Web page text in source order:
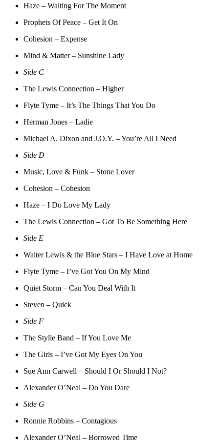
Haze – Waiting For The Moment
Prophets Of Peace – Get It On
Cohesion – Expense
Mind & Matter – Sunshine Lady
Side C
The Lewis Connection – Higher
Flyte Tyme – It’s The Things That You Do
Herman Jones – Ladie
Michael A. Dixon and J.O.Y. – You’re All I Need
Side D
Music, Love & Funk – Stone Lover
Cohesion – Cohesion
Haze – I Do Love My Lady
The Lewis Connection – Got To Be Something Here
Side E
Walter Lewis & the Blue Stars – I Have Love at Home
Flyte Tyme – I’ve Got You On My Mind
Quiet Storm – Can You Deal With It
Steven – Quick
Side F
The Stylle Band – If You Love Me
The Girls – I’ve Got My Eyes On You
Sue Ann Carwell – Should I Or Should I Not?
Alexander O’Neal – Do You Dare
Side G
Ronnie Robbins – Contagious
Alexander O’Neal – Borrowed Time